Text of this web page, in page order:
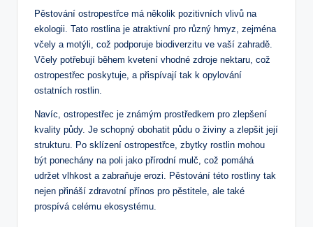
Pěstování ostropestřce má několik pozitivních vlivů na
ekologii. Tato rostlina je atraktivní pro různý hmyz, zejména
včely a motýli, což podporuje biodiverzitu ve vaší zahradě.
Včely potřebují během kvetení vhodné zdroje nektaru, což
ostropestřec poskytuje, a přispívají tak k opylování
ostatních rostlin.
Navíc, ostropestřec je známým prostředkem pro zlepšení
kvality půdy. Je schopný obohatit půdu o živiny a zlepšit její
strukturu. Po sklízení ostropestřce, zbytky rostlin mohou
být ponechány na poli jako přírodní mulč, což pomáhá
udržet vlhkost a zabraňuje erozi. Pěstování této rostliny tak
nejen přináší zdravotní přínos pro pěstitele, ale také
prospívá celému ekosystému.